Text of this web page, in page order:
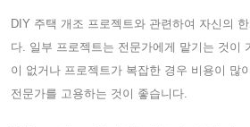
DIY 주택 개조 프로젝트와 관련하여 자신의
다. 일부 프로젝트는 전문가에게 맡기는 것이
이 없거나 프로젝트가 복잡한 경우 비용이 많
전문가를 고용하는 것이 좋습니다.